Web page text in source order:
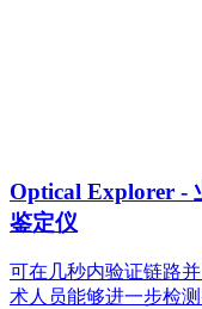
Optical Explorer -
鉴定仪
可在几秒内验证链路
术人员能够进一步检测